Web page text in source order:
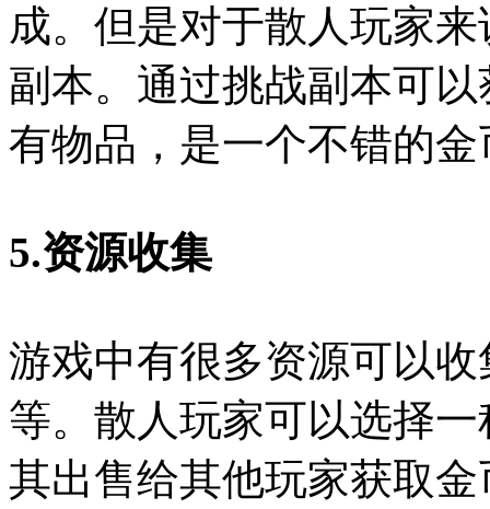
成。但是对于散人玩家
副本。通过挑战副本可
有物品，是一个不错的
5.资源收集
游戏中有很多资源可以
等。散人玩家可以选择
其出售给其他玩家获取